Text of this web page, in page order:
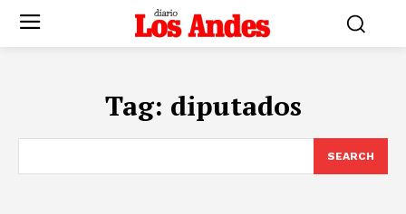
Tag: diputados
SEARCH